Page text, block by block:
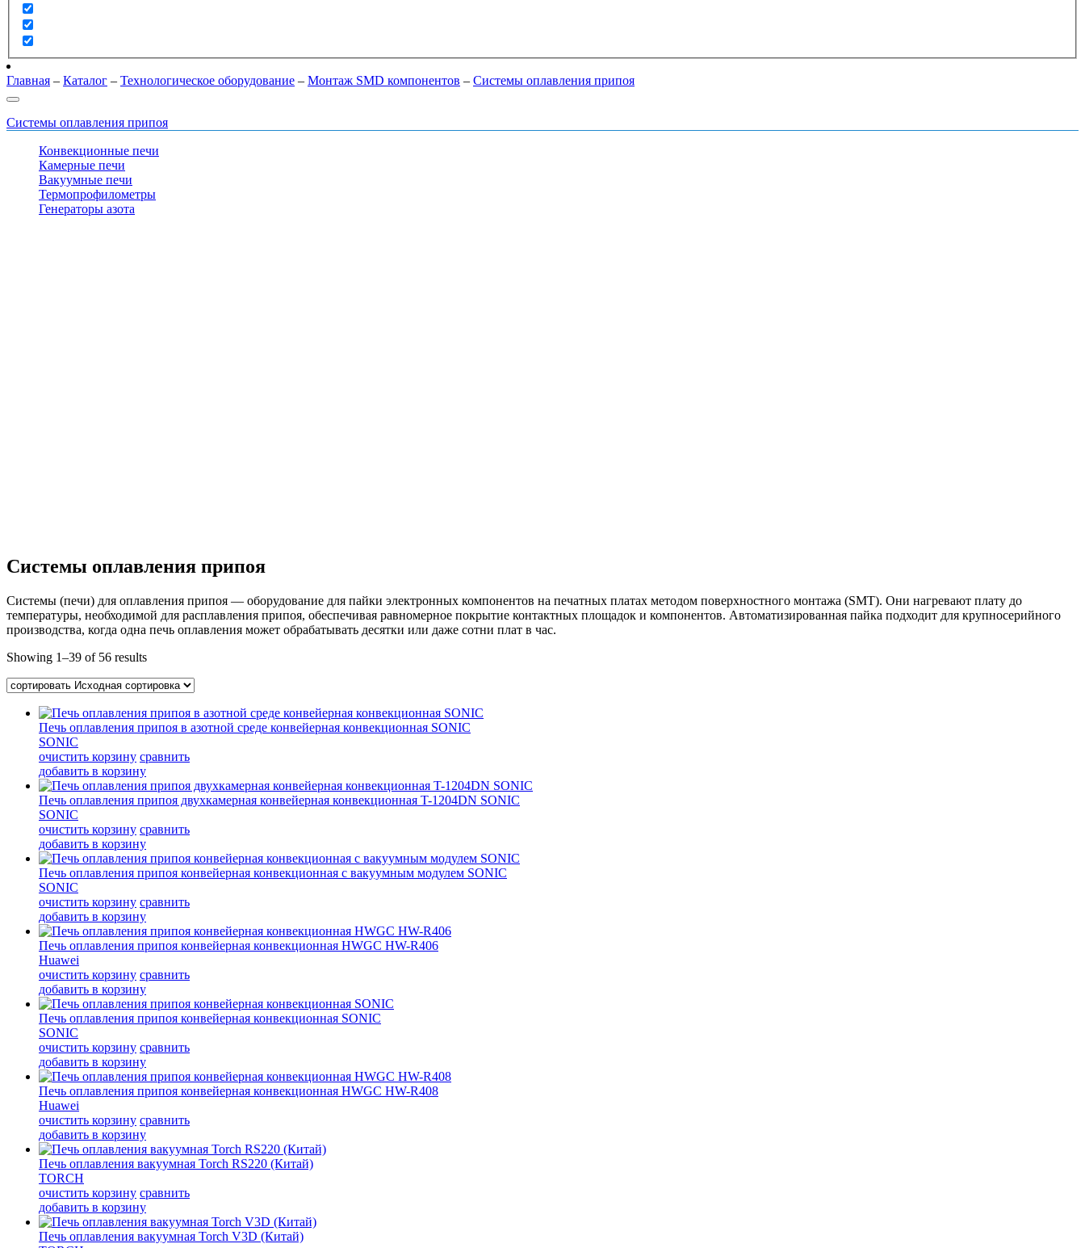
Главная – Каталог – Технологическое оборудование – Монтаж SMD компонентов – Системы оплавления припоя
Системы оплавления припоя
Конвекционные печи
Камерные печи
Вакуумные печи
Термопрофилометры
Генераторы азота
Системы оплавления припоя
Системы (печи) для оплавления припоя — оборудование для пайки электронных компонентов на печатных платах методом поверхностного монтажа (SMT). Они нагревают плату до
температуры, необходимой для расплавления припоя, обеспечивая равномерное покрытие контактных площадок и компонентов. Автоматизированная пайка подходит для крупносерийного
производства, когда одна печь оплавления может обрабатывать десятки или даже сотни плат в час.
Showing 1–39 of 56 results
Печь оплавления припоя в азотной среде конвейерная конвекционная SONIC
SONIC
очистить корзину сравнить
добавить в корзину
Печь оплавления припоя двухкамерная конвейерная конвекционная T-1204DN SONIC
SONIC
очистить корзину сравнить
добавить в корзину
Печь оплавления припоя конвейерная конвекционная с вакуумным модулем SONIC
SONIC
очистить корзину сравнить
добавить в корзину
Печь оплавления припоя конвейерная конвекционная HWGC HW-R406
Huawei
очистить корзину сравнить
добавить в корзину
Печь оплавления припоя конвейерная конвекционная SONIC
SONIC
очистить корзину сравнить
добавить в корзину
Печь оплавления припоя конвейерная конвекционная HWGC HW-R408
Huawei
очистить корзину сравнить
добавить в корзину
Печь оплавления вакуумная Torch RS220 (Китай)
TORCH
очистить корзину сравнить
добавить в корзину
Печь оплавления вакуумная Torch V3D (Китай)